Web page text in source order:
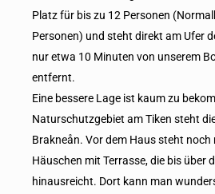
Platz für bis zu 12 Personen
Personen) und steht direkt am Ufer
nur etwa 10 Minuten von unserem
entfernt.
Eine bessere Lage ist kaum zu
Naturschutzgebiet am Tiken steht
Brakneån. Vor dem Haus steht noch
Häuschen mit Terrasse, die bis über
hinausreicht. Dort kann man